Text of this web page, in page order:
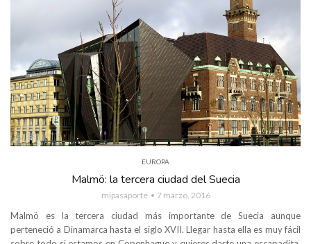
EUROPA
Malmö: la tercera ciudad del Suecia
mipasaporte 7 marzo, 2016
Malmö es la tercera ciudad más importante de Suecia aunque
perteneció a Dinamarca hasta el siglo XVII. Llegar hasta ella es muy fácil